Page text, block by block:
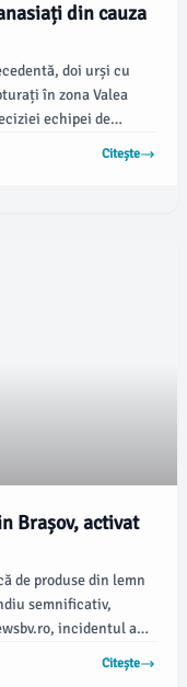
din cauza
doi urși cu
în zona Valea
echipei de
urma unor criterii
un
Citește
Brașov, activat
de produse din lemn
semnificativ,
incidentul a
ce a generat o reacție
Citește